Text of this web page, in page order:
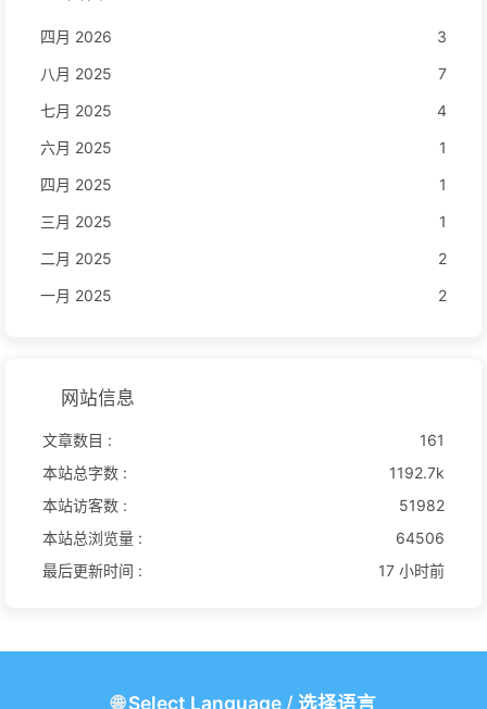
四月 2026
3
八月 2025
7
七月 2025
4
六月 2025
1
四月 2025
1
三月 2025
1
二月 2025
2
一月 2025
2
网站信息
文章数目 :
161
本站总字数 :
1192.7k
本站访客数 :
51982
本站总浏览量 :
64506
最后更新时间 :
17 小时前
🌐Select Language/ 选择语言